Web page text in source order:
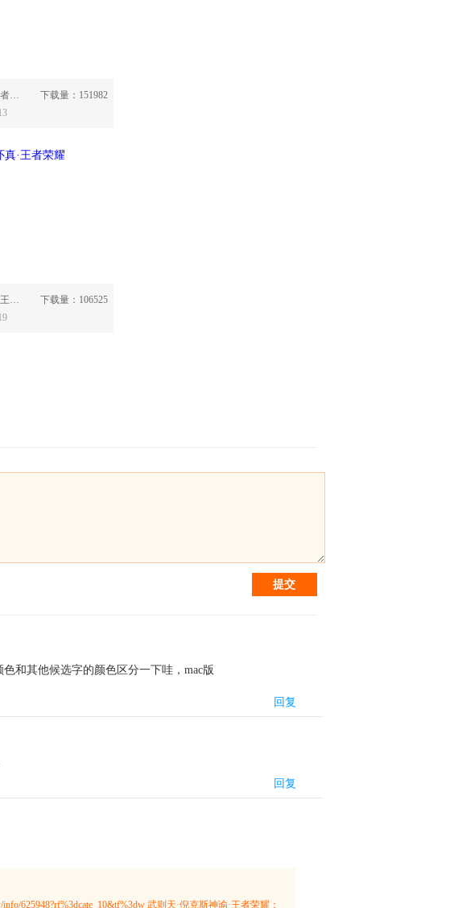
：
弈星·滕王阁序·王者荣耀-630282
下载量：151982
：
自在之心·赵怀真·王者荣耀-630200
下载量：106525
提交
和其他候选字的颜色区分一下哇，mac版
回复
回复
625948?rf%3dcate_10&tf%3dw 武则天·倪克斯神谕·王者荣耀：